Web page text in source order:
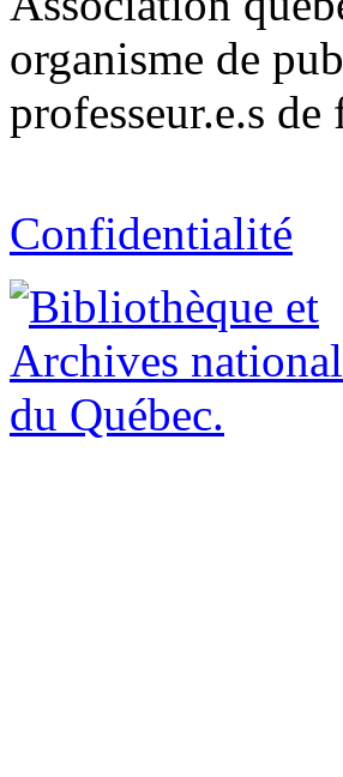
organisme de
professeur.e.s
Confidentialité